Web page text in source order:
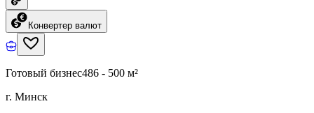
Конвертер валют
Готовый бизнес486 - 500 м²
г. Минск